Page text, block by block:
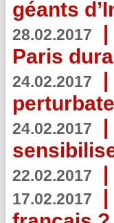
géants
28.02.2017 |
Paris
24.02.2017 |
24.02.2017 |
22.02.2017 |
17.02.2017 |